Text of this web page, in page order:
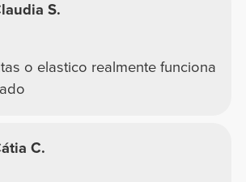
S.
o elastico realmente funciona
C.